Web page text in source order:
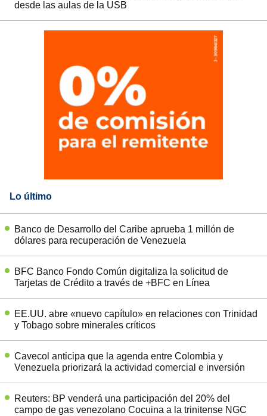
desde las aulas de la USB
Lo último
Banco de Desarrollo del Caribe aprueba 1 millón de
dólares para recuperación de Venezuela
BFC Banco Fondo Común digitaliza la solicitud de
Tarjetas de Crédito a través de +BFC en Línea
EE.UU. abre «nuevo capítulo» en relaciones con Trinidad
y Tobago sobre minerales críticos
Cavecol anticipa que la agenda entre Colombia y
Venezuela priorizará la actividad comercial e inversión
Reuters: BP venderá una participación del 20% del
campo de gas venezolano Cocuina a la trinitense NGC